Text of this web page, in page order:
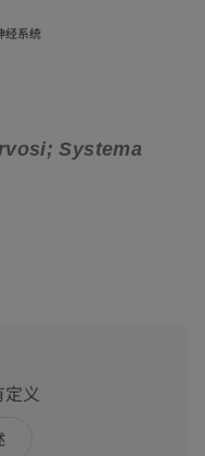
经系统
Systema
义